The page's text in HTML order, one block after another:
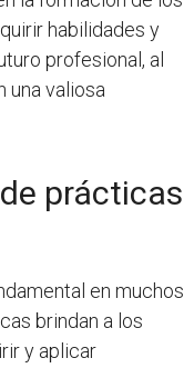
habilidades y
profesional, al
una valiosa
prácticas
en muchos
brindan a los
y aplicar